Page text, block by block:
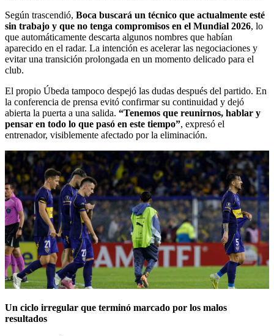
Según trascendió, Boca buscará un técnico que actualmente esté
sin trabajo y que no tenga compromisos en el Mundial 2026, lo
que automáticamente descarta algunos nombres que habían
aparecido en el radar. La intención es acelerar las negociaciones y
evitar una transición prolongada en un momento delicado para el
club.
El propio Úbeda tampoco despejó las dudas después del partido. En
la conferencia de prensa evitó confirmar su continuidad y dejó
abierta la puerta a una salida. “Tenemos que reunirnos, hablar y
pensar en todo lo que pasó en este tiempo”, expresó el
entrenador, visiblemente afectado por la eliminación.
Un ciclo irregular que terminó marcado por los malos
resultados